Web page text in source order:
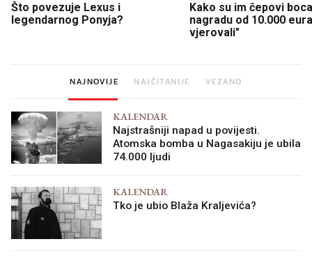
Što povezuje Lexus i
legendarnog Ponyja?
Kako su im čepovi
nagradu od 10.000
vjerovali"
NAJNOVIJE NAJČITANIJE VEZANO
KALENDAR
Najstrašniji napad u povijesti.
Atomska bomba u Nagasakiju je ubila
74.000 ljudi
KALENDAR
Tko je ubio Blaža Kraljevića?